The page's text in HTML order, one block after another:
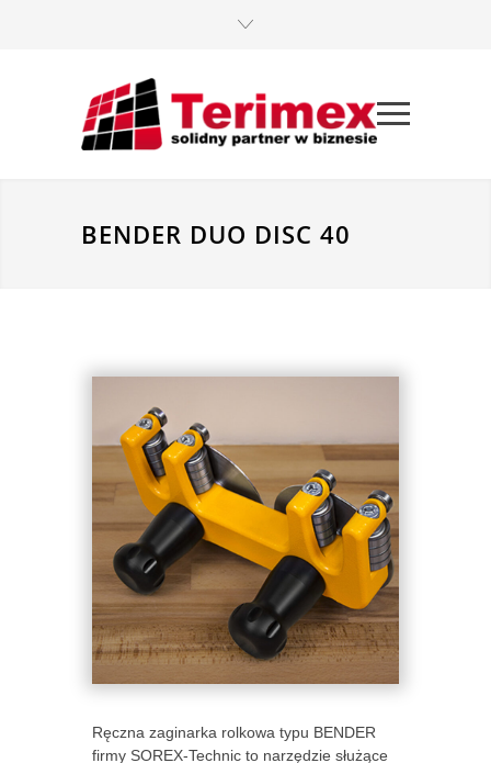
BENDER DUO DISC 40
Ręczna zaginarka rolkowa typu BENDER
firmy SOREX-Technic to narzędzie służące